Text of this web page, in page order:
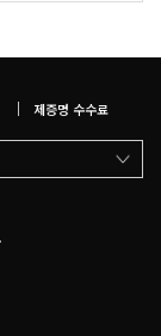
제증명 수수료